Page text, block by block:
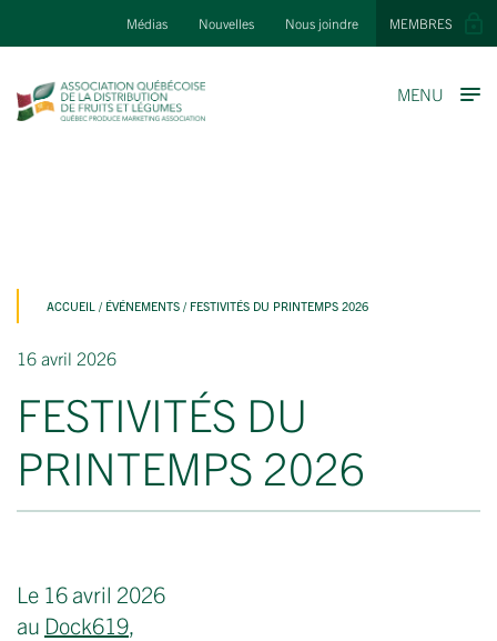
Médias Nouvelles Nous joindre MEMBRES
MENU
ACCUEIL / ÉVÉNEMENTS / FESTIVITÉS DU PRINTEMPS 2026
16 avril 2026
FESTIVITÉS DU
PRINTEMPS 2026
Le 16 avril 2026
au Dock619,